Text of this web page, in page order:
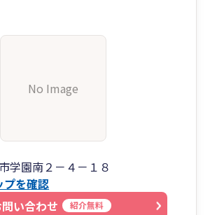
No Image
学園南２－４－１８
を確認
い合わせ
紹介無料